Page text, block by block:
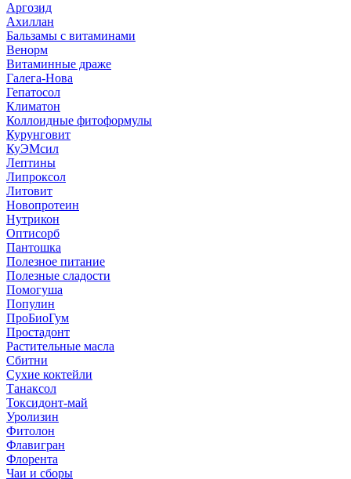
Аргозид
Ахиллан
Бальзамы с витаминами
Венорм
Витаминные драже
Галега-Нова
Гепатосол
Климатон
Коллоидные фитоформулы
Курунговит
КуЭМсил
Лептины
Липроксол
Литовит
Новопротеин
Нутрикон
Оптисорб
Пантошка
Полезное питание
Полезные сладости
Помогуша
Популин
ПроБиоГум
Простадонт
Растительные масла
Сбитни
Сухие коктейли
Танаксол
Токсидонт-май
Уролизин
Фитолон
Флавигран
Флорента
Чаи и сборы